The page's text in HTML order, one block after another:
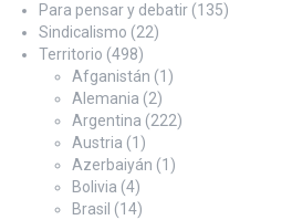
Para pensar y debatir (135)
Sindicalismo (22)
Territorio (498)
Afganistán (1)
Alemania (2)
Argentina (222)
Austria (1)
Azerbaiyán (1)
Bolivia (4)
Brasil (14)